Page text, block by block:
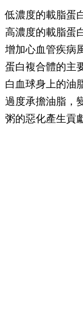
低濃度的載脂蛋
高濃度的載脂蛋
增加心血管疾病
蛋白複合體的主
白血球身上的油
過度承擔油脂，
粥的惡化產生貢